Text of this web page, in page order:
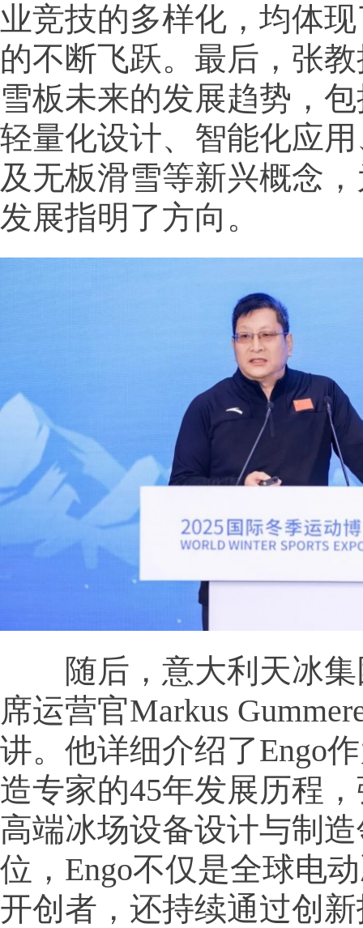
业竞技的多样化，均体
的不断飞跃。最后，张
雪板未来的发展趋势，
轻量化设计、智能化应
及无板滑雪等新兴概念
发展指明了方向。
随后，意大利天冰集
席运营官Markus
讲。他详细介绍了Engo
造专家的45年发展历程
高端冰场设备设计与制
位，Engo不仅是全球电
开创者，还持续通过创